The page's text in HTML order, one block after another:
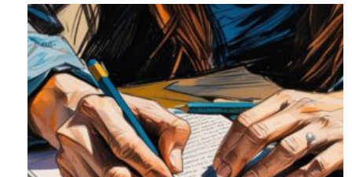
Verhaal
over
Overleven
en
Hoop